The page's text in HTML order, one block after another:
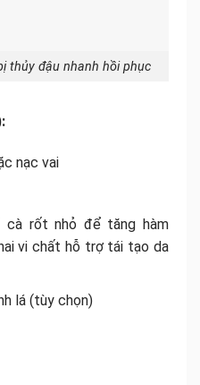
thủy đậu nhanh hồi phục
nạc vai
rốt nhỏ để tăng hàm
vi chất hỗ trợ tái tạo da
lá (tùy chọn)